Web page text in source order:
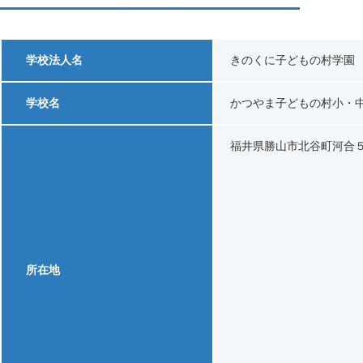
学校法人名 きのくに子どもの村学園
学校名 かつやま子どもの村小・
所在地
福井県勝山市北谷町河合